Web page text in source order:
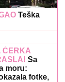
Teška
ĆERKA
Sa
moru:
fotke,